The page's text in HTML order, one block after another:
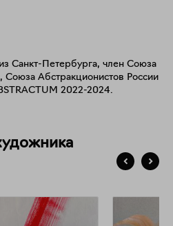
Санкт-Петербурга, член Союза
Абстракционистов России
2022-2024.